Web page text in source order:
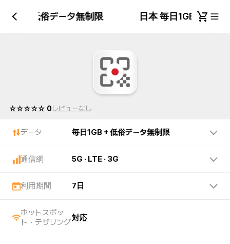
+ 低俗データ無制限 日本 毎日1GB + 低
☆☆☆☆☆ 0レビューなし
データ 毎日1GB + 低俗データ無制限
通信網 5G · LTE · 3G
利用期間 7日
ホットスポッ
ト・テザリング
対応